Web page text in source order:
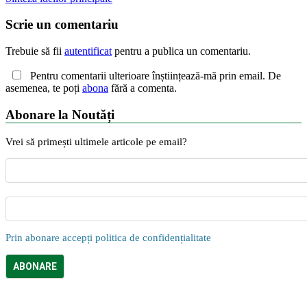
Scrie un comentariu
Trebuie să fii autentificat pentru a publica un comentariu.
Pentru comentarii ulterioare înștiințează-mă prin email. De
asemenea, te poți abona fără a comenta.
Abonare la Noutăți
Vrei să primești ultimele articole pe email?
Prin abonare accepți politica de confidențialitate